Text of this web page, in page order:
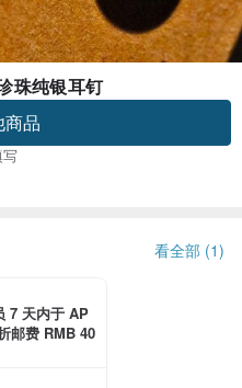
珠纯银耳钉
商品
写
看全部 (1)
7 天内于 AP
邮费 RMB 40